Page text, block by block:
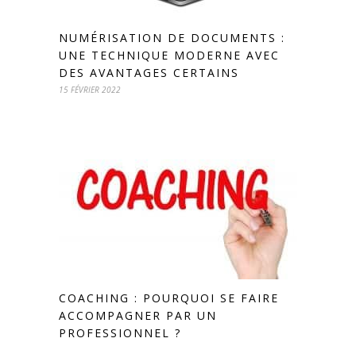
NUMÉRISATION DE DOCUMENTS :
UNE TECHNIQUE MODERNE AVEC
DES AVANTAGES CERTAINS
15 FÉVRIER 2022
COACHING : POURQUOI SE FAIRE
ACCOMPAGNER PAR UN
PROFESSIONNEL ?